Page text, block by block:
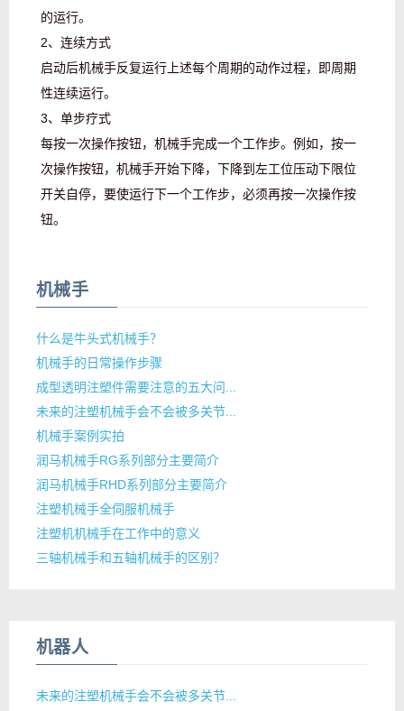
的运行。
2、连续方式
启动后机械手反复运行上述每个周期的动作过程，即周期
性连续运行。
3、单步疗式
每按一次操作按钮，机械手完成一个工作步。例如，按一
次操作按钮，机械手开始下降，下降到左工位压动下限位
开关自停，要使运行下一个工作步，必须再按一次操作按
钮。
机械手
什么是牛头式机械手？
机械手的日常操作步骤
成型透明注塑件需要注意的五大问...
未来的注塑机械手会不会被多关节...
机械手案例实拍
润马机械手RG系列部分主要简介
润马机械手RHD系列部分主要简介
注塑机械手全伺服机械手
注塑机机械手在工作中的意义
三轴机械手和五轴机械手的区别？
机器人
未来的注塑机械手会不会被多关节...